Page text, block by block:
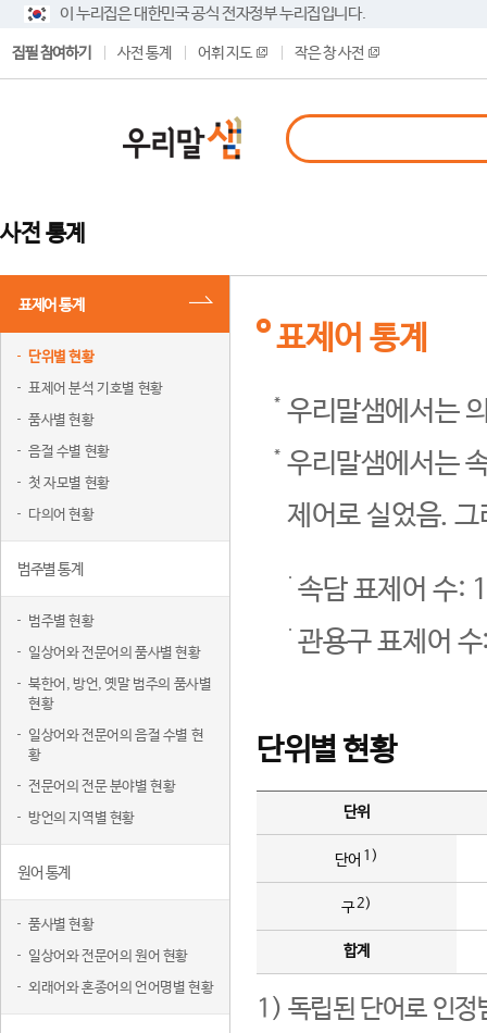
이 누리집은 대한민국 공식 전자정부 누리집입니다.
집필 참여하기 사전 통계 어휘 지도 작은 창 사전
사전 통계
표제어 통계
단위별 현황
표제어 분석 기호별 현황
품사별 현황
음절 수별 현황
첫 자모별 현황
다의어 현황
범주별 통계
범주별 현황
일상어와 전문어의 품사별 현황
북한어, 방언, 옛말 범주의 품사별
현황
일상어와 전문어의 음절 수별 현
황
전문어의 전문 분야별 현황
방언의 지역별 현황
원어 통계
품사별 현황
일상어와 전문어의 원어 현황
외래어와 혼종어의 언어명별 현황
표제어 통계
우리말샘에서는
우리말샘에서는
제어로 실었음.
속담 표제어 수:
관용구 표제어
단위별 현황
단위
단어 1)
구2)
합계
1) 독립된 단어로 인정